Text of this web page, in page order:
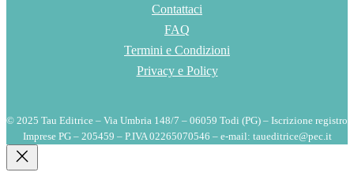
Contattaci
FAQ
Termini e Condizioni
Privacy e Policy
© 2025 Tau Editrice – Via Umbria 148/7 – 06059 Todi (PG) – Iscrizione registro
Imprese PG – 205459 – P.IVA 02265070546 – e-mail: taueditrice@pec.it